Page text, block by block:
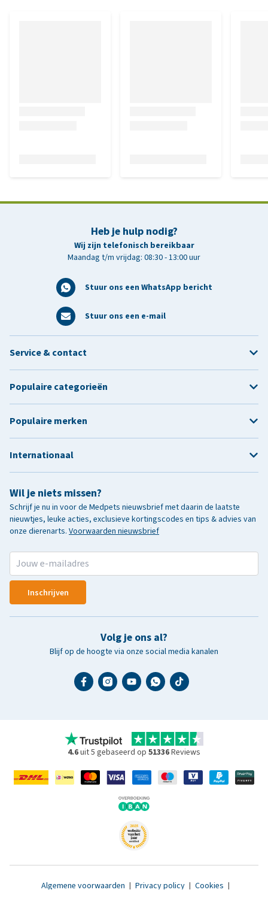
Heb je hulp nodig?
Wij zijn telefonisch bereikbaar
Maandag t/m vrijdag: 08:30 - 13:00 uur
Stuur ons een WhatsApp bericht
Stuur ons een e-mail
Wil je niets missen?
Schrijf je nu in voor de Medpets nieuwsbrief met daarin de laatste
nieuwtjes, leuke acties, exclusieve kortingscodes en tips & advies van
onze dierenarts. Voorwaarden nieuwsbrief
Inschrijven
Volg je ons al?
Blijf op de hoogte via onze social media kanalen
Service & contact
Populaire categorieën
Populaire merken
Internationaal
4.6uit 5 gebaseerd op 51336Reviews
Algemene voorwaarden | Privacy policy | Cookies |